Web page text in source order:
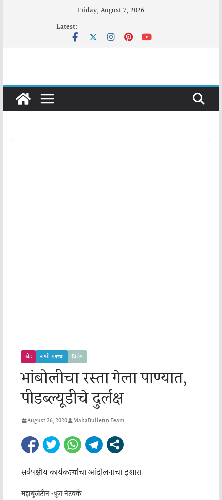
Friday, August 7, 2026
Latest:
खेड नागरी समस्या विशेष
भांबोलीचा रस्ता गेला पाण्यात,
पीडब्ल्यूडीचे दुर्लक्ष
August 26, 2020 MahaBulletin Team
सर्वपक्षीय कार्यकर्त्यांचा आंदोलनाचा इशारा
महाबुलेटीन न्यूज नेटवर्क